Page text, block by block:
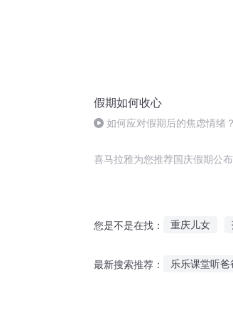
假期如何收心
如何应对假期后的焦虑情绪？
喜马拉雅为您推荐国庆假期公
您是不是在找： 重庆儿女
最新搜索推荐： 乐乐课堂听